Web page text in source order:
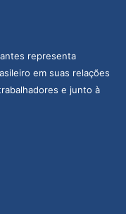
representa
em suas relações
e junto à